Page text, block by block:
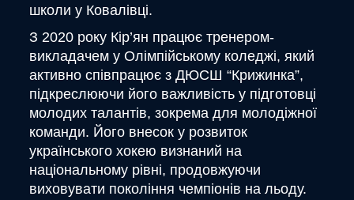
школи у Ковалівці.
З 2020 року Кір’ян працює тренером-
викладачем у Олімпійському коледжі, який
активно співпрацює з ДЮСШ “Крижинка”,
підкреслюючи його важливість у підготовці
молодих талантів, зокрема для молодіжної
команди. Його внесок у розвиток
українського хокею визнаний на
національному рівні, продовжуючи
виховувати покоління чемпіонів на льоду.